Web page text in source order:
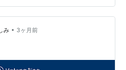
ったという感覚を守るために、
を取ろうとする。 その結果、誹
制作は問題ない、批判は敵の
れる。 認知的不…
み • 3ヶ月前